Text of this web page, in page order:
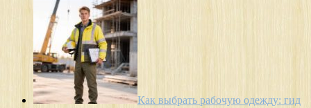
Как выбрать рабочую одежду: гид